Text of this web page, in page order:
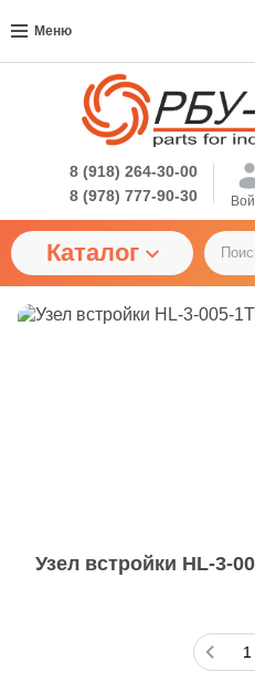
Меню
8 (918) 264-30-00
8 (978) 777-90-30
Каталог
Узел встройки HL-3-